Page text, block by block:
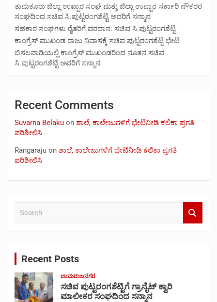
ತುಮಕೂರು ಜಿಲ್ಲಾ ಉಪ್ಪಾರ ಸಂಘ ಮತ್ತು ಜಿಲ್ಲಾ ಉಪ್ಪಾರ ಸರ್ಕಾರಿ ನೌಕರರ
ಸಂಘದಿಂದ ಸಚಿವ ಸಿ.ಪುಟ್ಟರಂಗಶೆಟ್ಟಿ ಅವರಿಗೆ ಸನ್ಮಾನ
ಸಹಕಾರ ಸಂಘಗಳು ರೈತರಿಗೆ ವರದಾನ: ಸಚಿವ ಸಿ.ಪುಟ್ಟರಂಗಶೆಟ್ಟಿ
ಕಾಂಗ್ರೆಸ್ ಮುಖಂಡ ರಾಜು ನಿವಾಸಕ್ಕೆ ಸಚಿವ ಪುಟ್ಟರಂಗಶೆಟ್ಟಿ ಭೇಟಿ
ಬಿಸಲವಾಡಿಯಲ್ಲಿ ಕಾಂಗ್ರೆಸ್ ಮುಖಂಡರಿಂದ ನೂತನ ಸಚಿವ
ಸಿ.ಪುಟ್ಟರಂಗಶೆಟ್ಟಿ ಅವರಿಗೆ ಸನ್ಮಾನ
Recent Comments
Suvarna Belaku on ಶಾಲೆ, ಕಾಲೇಜುಗಳಿಗೆ ಭೇಟಿನೀಡಿ ಕಲಿಕಾ ಪ್ರಗತಿ
ಪರಿಶೀಲಿಸಿ
Rangaraju on ಶಾಲೆ, ಕಾಲೇಜುಗಳಿಗೆ ಭೇಟಿನೀಡಿ ಕಲಿಕಾ ಪ್ರಗತಿ
ಪರಿಶೀಲಿಸಿ
Recent Posts
ಚಾಮರಾಜನಗರ
ಸಚಿವ ಪುಟ್ಟರಂಗಶೆಟ್ಟಿಗೆ ಗ್ರಾನೈಟ್ ಕ್ವಾರಿ
ಮಾಲೀಕರ ಸಂಘದಿಂದ ಸನ್ಮಾನ